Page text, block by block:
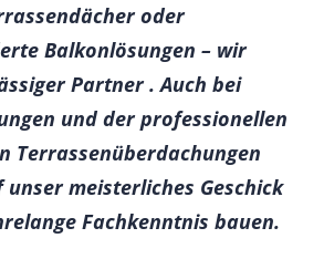
oder
Balkonlösungen – wir
Partner . Auch bei
und der professionellen
Terrassenüberdachungen
unser meisterliches Geschick
Fachkenntnis bauen.